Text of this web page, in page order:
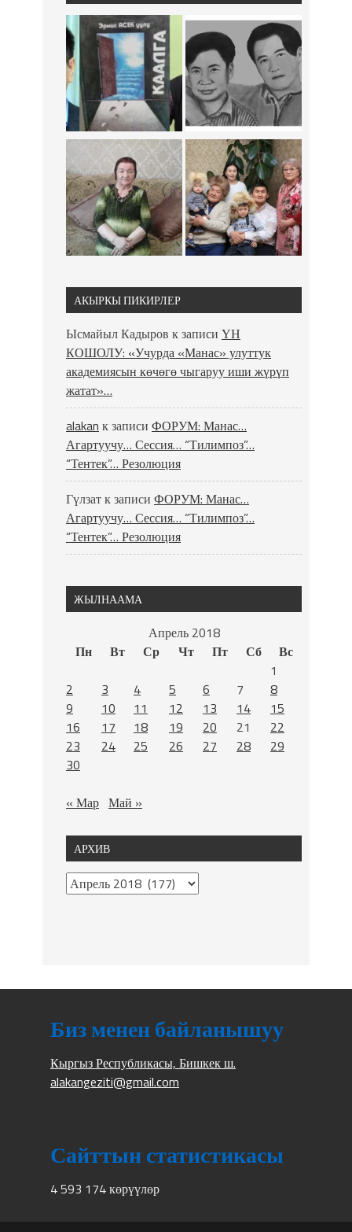
АКЫРКЫ ПИКИРЛЕР
Ысмайыл Кадыров к записи ҮН
КОШОЛУ: «Учурда «Манас» улуттук
академиясын көчөгө чыгаруу иши жүрүп
жатат»…
alakan к записи ФОРУМ: Манас…
Агартуучу… Сессия… “Тилимпоз”…
“Тентек”… Резолюция
Гүлзатк записи ФОРУМ: Манас…
Агартуучу… Сессия… “Тилимпоз”…
“Тентек”… Резолюция
ЖЫЛНААМА
Апрель 2018
Пн
Вт Ср Чт Пт Сб
Вс
1
2
3 4 5 6 7
8
9
10 11 12 13 14
15
16
17 18 19 20 21
22
23
24 25 26 27 28
29
30
« Мар Май »
АРХИВ
Биз менен байланышуу
Кыргыз Республикасы, Бишкек ш.
alakangeziti@gmail.com
Сайттын статистикасы
4 593 174 көрүүлөр